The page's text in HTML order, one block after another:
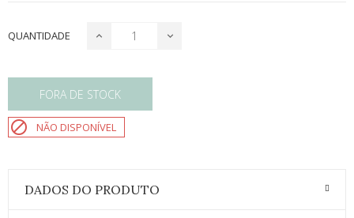
QUANTIDADE
FORA DE STOCK
 NÃO DISPONÍVEL
DADOS DO PRODUTO